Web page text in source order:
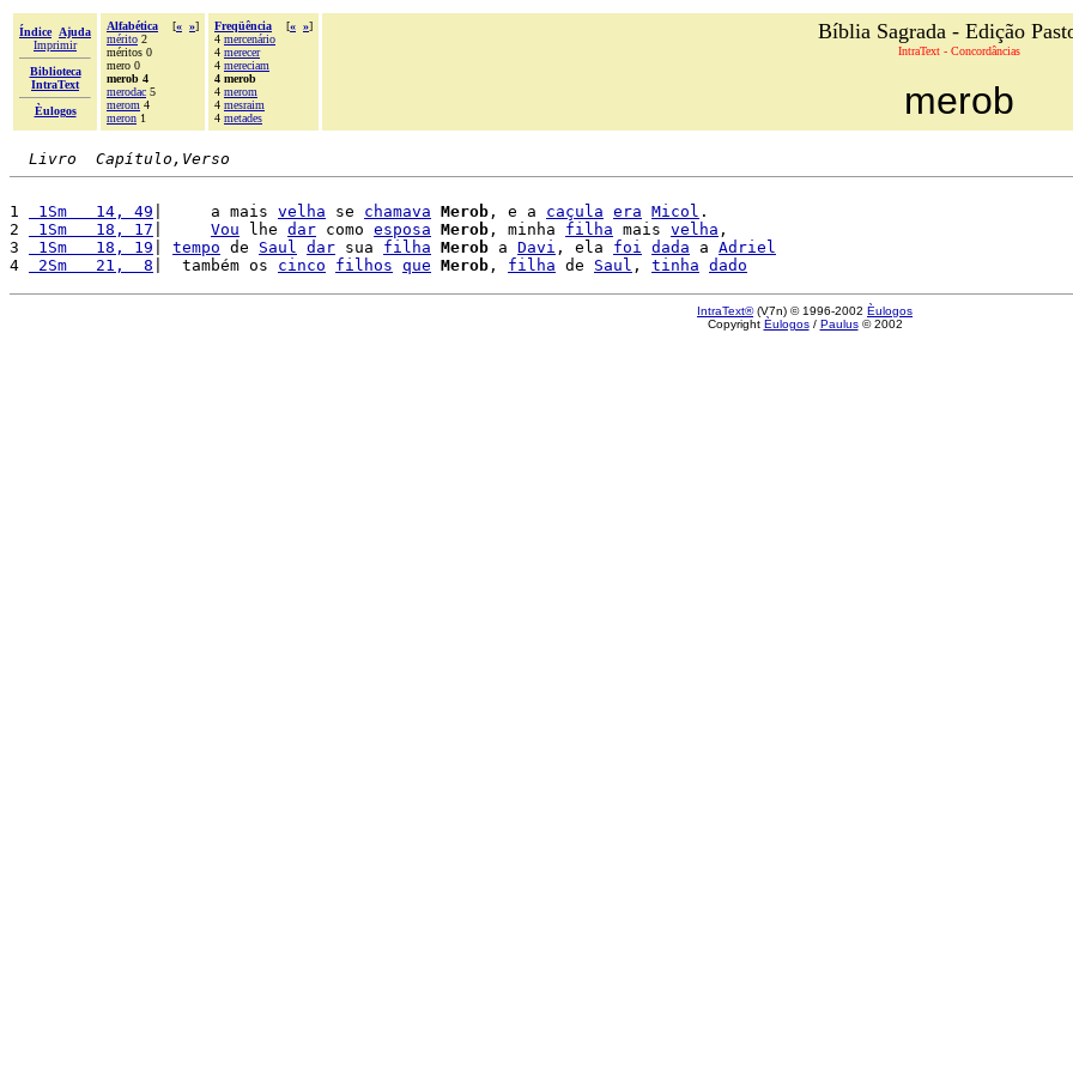
Índice
Ajuda
Imprimir
Biblioteca
IntraText
Èulogos
Alfabética [« »]
mérito 2
méritos 0
mero 0
merob 4
merodac 5
merom 4
meron 1
Freqüência [« »]
4 mercenário
4 merecer
4 mereciam
4 merob
4 merom
4 mesraim
4 metades
Bíblia Sagrada - Edição
IntraText - Concordâncias
merob
Livro  Capítulo,Verso
1 1Sm   14, 49 |     a mais velha se chamava Merob , e a caçula era Micol .
2
1Sm   18, 17 Vou lhe dar como esposa Merob , minha filha mais velha ,
3
1Sm   18, 19 tempo de Saul dar sua filha Merob a Davi , ela foi dada a Adriel
4
2Sm   21,  8 |  também os cinco filhos que Merob , filha de Saul , tinha dado
IntraText®(V7n) © 1996-2002 Èulogos
Copyright Èulogos/ Paulus© 2002